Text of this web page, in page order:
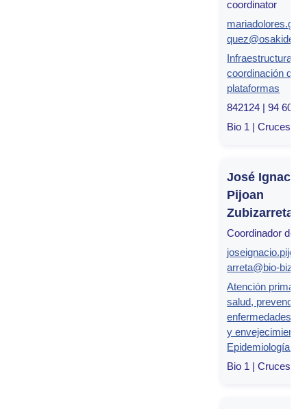
coordinator
Infraestructuras y
coordinación de
plataformas
842124 | 94 600
Bio 1 | Cruces,
José Ignacio
Pijoan
Zubizarreta
Coordinador del
arreta@bio-
Atención primaria
salud,
enfermedades
y envejecimiento
Epidemiología
Bio 1 | Cruces,